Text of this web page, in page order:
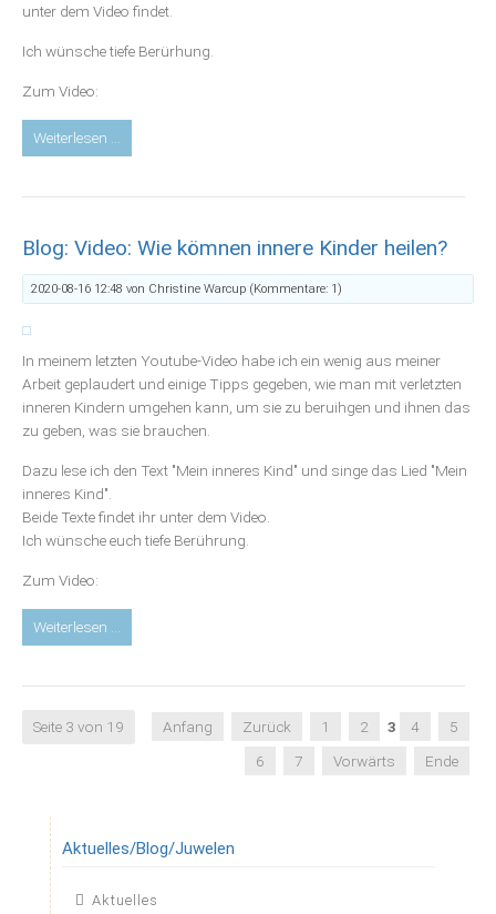
zu
unter dem Video findet.
Ich wünsche tiefe Berürhung.
Zum Video:
Weiterlesen …
Video:
Ohrwurm?
-
(sich)
nicht
mehr
abzuwerten
Blog: Video: Wie kömnen innere Kinder heilen?
2020-08-16 12:48 von Christine Warcup (Kommentare: 1)
In meinem letzten Youtube-Video habe ich ein wenig aus meiner
Arbeit geplaudert und einige Tipps gegeben, wie man mit verletzten
inneren Kindern umgehen kann, um sie zu beruihgen und ihnen das
zu geben, was sie brauchen.
Dazu lese ich den Text "Mein inneres Kind" und singe das Lied "Mein
inneres Kind".
Beide Texte findet ihr unter dem Video.
Ich wünsche euch tiefe Berührung.
Zum Video:
Weiterlesen …
Video:
innere
Seite 3 von 19 Anfang Zurück 1 2 3 4
5
6
7 Vorwärts Ende
Aktuelles/Blog/Juwelen
Navigation
Aktuelles